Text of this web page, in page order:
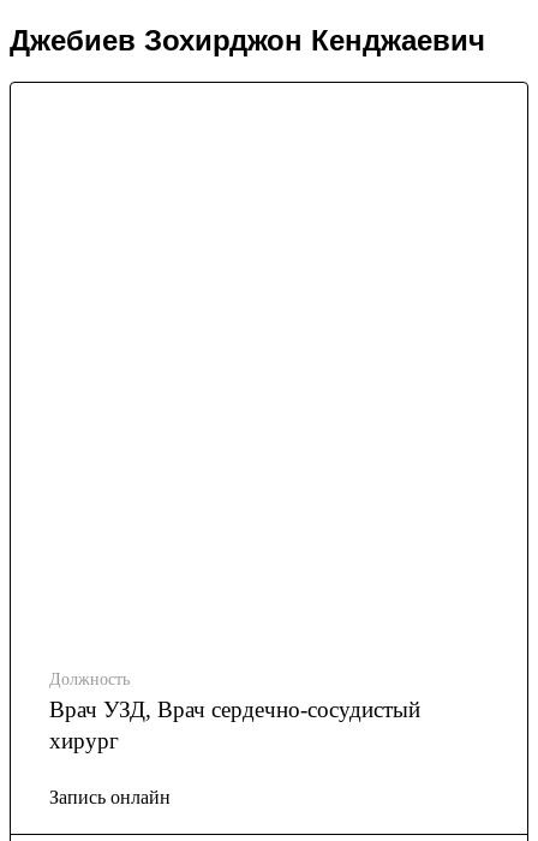
Джебиев Зохирджон Кенджаевич
Должность
Врач УЗД, Врач сердечно-сосудистый
хирург
Запись онлайн